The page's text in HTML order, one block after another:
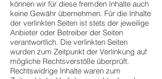
können wir für diese fremden Inhalte auch
keine Gewähr übernehmen. Für die Inhalte
der verlinkten Seiten ist stets der jeweilige
Anbieter oder Betreiber der Seiten
verantwortlich. Die verlinkten Seiten
wurden zum Zeitpunkt der Verlinkung auf
mögliche Rechtsverstöße überprüft.
Rechtswidrige Inhalte waren zum